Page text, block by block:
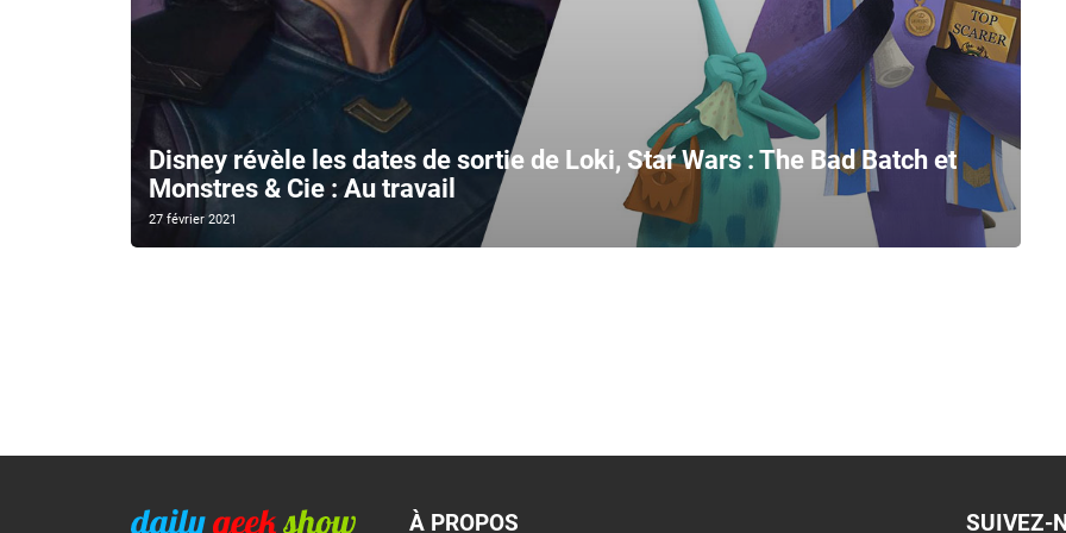
Disney révèle les dates de sortie de Loki, Star Wars : The Bad Batch et
Monstres & Cie : Au travail
27 février 2021
À PROPOS SUIVEZ-